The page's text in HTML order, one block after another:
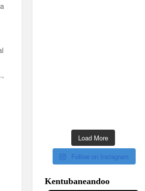
Load More
Follow on Instagram
Kentubaneandoo